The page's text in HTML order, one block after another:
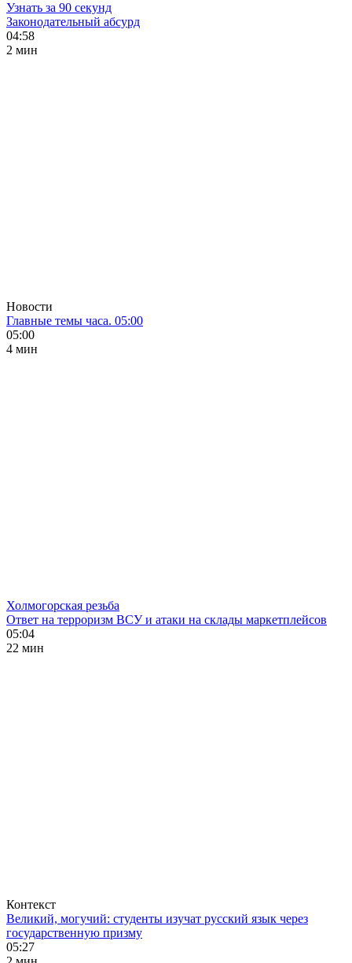
Узнать за 90 секунд
Законодательный абсурд
04:58
2 мин
Новости
Главные темы часа. 05:00
05:00
4 мин
Холмогорская резьба
Ответ на терроризм ВСУ и атаки на склады маркетплейсов
05:04
22 мин
Контекст
Великий, могучий: студенты изучат русский язык через
государственную призму
05:27